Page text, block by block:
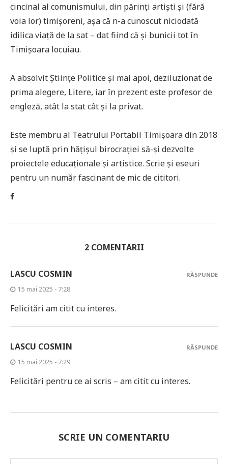
cincinal al comunismului, din părinți artiști și (fără
voia lor) timișoreni, așa că n-a cunoscut niciodată
idilica viață de la sat – dat fiind că și bunicii tot în
Timișoara locuiau.
A absolvit Științe Politice și mai apoi, deziluzionat de
prima alegere, Litere, iar în prezent este profesor de
engleză, atât la stat cât și la privat.
Este membru al Teatrului Portabil Timișoara din 2018
și se luptă prin hățișul birocrației să-și dezvolte
proiectele educaționale și artistice. Scrie și eseuri
pentru un număr fascinant de mic de cititori.
2 COMENTARII
LASCU COSMIN
15 mai 2025 - 7:28
Felicitări am citit cu interes.
RĂSPUNDE
LASCU COSMIN
15 mai 2025 - 7:29
Felicitări pentru ce ai scris – am citit cu interes.
RĂSPUNDE
SCRIE UN COMENTARIU